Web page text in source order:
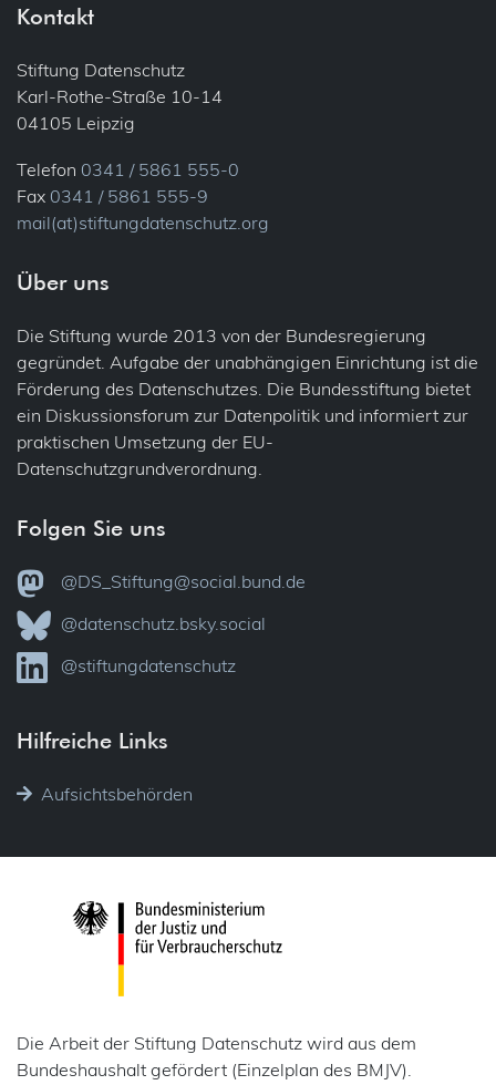
Kontakt
Stiftung Datenschutz
Karl-Rothe-Straße 10-14
04105 Leipzig
Telefon 0341 / 5861 555-0
Fax 0341 / 5861 555-9
mail(at)stiftungdatenschutz.org
Über uns
Die Stiftung wurde 2013 von der Bundesregierung
gegründet. Aufgabe der unabhängigen Einrichtung ist die
Förderung des Datenschutzes. Die Bundesstiftung bietet
ein Diskussionsforum zur Datenpolitik und informiert zur
praktischen Umsetzung der EU-
Datenschutzgrundverordnung.
Folgen Sie uns
@DS_Stiftung@social.bund.de
@datenschutz.bsky.social
@stiftungdatenschutz
Hilfreiche Links
Aufsichtsbehörden
Die Arbeit der Stiftung Datenschutz wird aus dem
Bundeshaushalt gefördert (Einzelplan des BMJV).